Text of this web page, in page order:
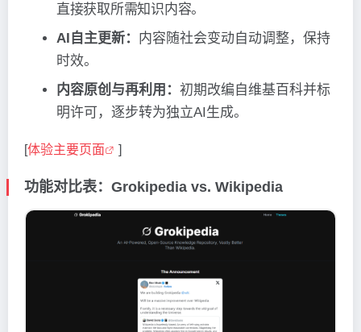
直接获取所需知识内容。
AI自主更新： 内容随社会变动自动调整，保持
时效。
内容原创与再利用： 初期改编自维基百科并标
明许可，逐步转为独立AI生成。
[体验主要页面 ]
功能对比表：Grokipedia vs. Wikipedia